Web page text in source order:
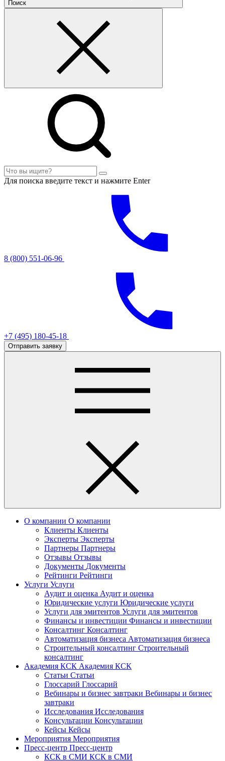
Поиск
Для поиска введите текст и нажмите Enter
8 (800) 551-06-96
+7 (495) 180-45-18
Отправить заявку
О компании О компании
Клиенты Клиенты
Эксперты Эксперты
Партнеры Партнеры
Отзывы Отзывы
Документы Документы
Рейтинги Рейтинги
Услуги Услуги
Аудит и оценка Аудит и оценка
Юридические услуги Юридические услуги
Услуги для эмитентов Услуги для эмитентов
Финансы и инвестиции Финансы и инвестиции
Консалтинг Консалтинг
Автоматизация бизнеса Автоматизация бизнеса
Строительный консалтинг Строительный
консалтинг
Академия КСК Академия КСК
Статьи Статьи
Глоссарий Глоссарий
Вебинары и бизнес завтраки Вебинары и бизнес
завтраки
Исследования Исследования
Консультации Консультации
Кейсы Кейсы
Мероприятия Мероприятия
Пресс-центр Пресс-центр
КСК в СМИ КСК в СМИ